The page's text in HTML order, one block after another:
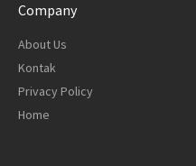
Company
About Us
Kontak
Privacy Policy
Home